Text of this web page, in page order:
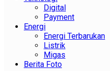
Digital
Payment
Energi
Energi Terbarukan
Listrik
Migas
Berita Foto